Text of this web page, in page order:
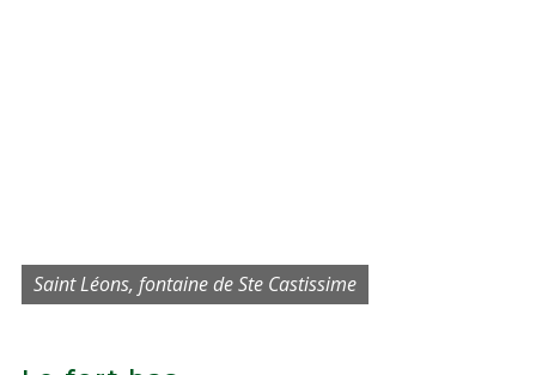
Saint Léons, fontaine de Ste Castissime